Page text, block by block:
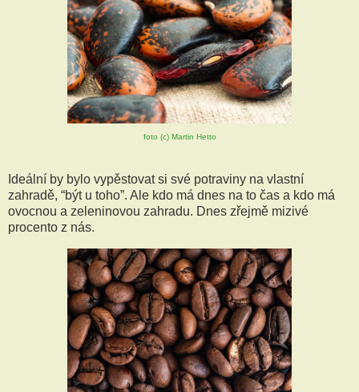
foto (c) Martin Hetto
Ideální by bylo vypěstovat si své potraviny na vlastní
zahradě, “být u toho”. Ale kdo má dnes na to čas a kdo má
ovocnou a zeleninovou zahradu. Dnes zřejmě mizivé
procento z nás.